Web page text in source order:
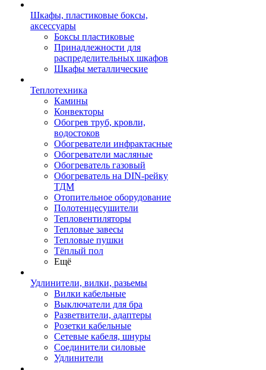
Шкафы, пластиковые боксы,
аксессуары
Боксы пластиковые
Принадлежности для
распределительных шкафов
Шкафы металлические
Теплотехника
Камины
Конвекторы
Обогрев труб, кровли,
водостоков
Обогреватели инфрактасные
Обогреватели масляные
Обогреватель газовый
Обогреватель на DIN-рейку
ТДМ
Отопительное оборудование
Полотенцесушители
Тепловентиляторы
Тепловые завесы
Тепловые пушки
Тёплый пол
Ещё
Удлинители, вилки, разьемы
Вилки кабельные
Выключатели для бра
Разветвители, адаптеры
Розетки кабельные
Сетевые кабеля, шнуры
Соединители силовые
Удлинители